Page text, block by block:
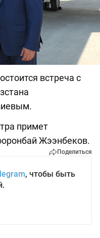
встреча с
примет
Жээнбеков.
Поделиться
, чтобы быть